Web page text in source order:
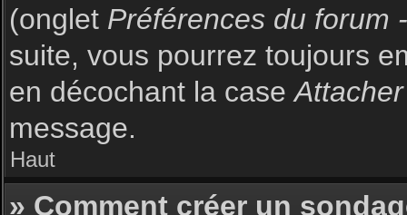
(onglet Préférences du forum
suite, vous pourrez toujours
en décochant la case
message.
Haut
» Comment créer un